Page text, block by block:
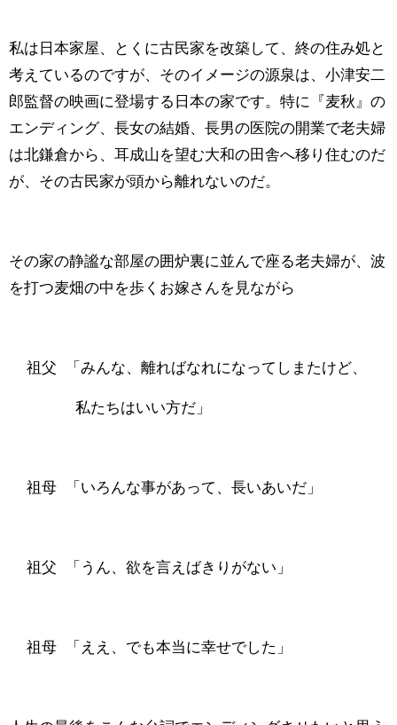
私は日本家屋、とくに古民家を改築して、終の住み処と
考えているのですが、そのイメージの源泉は、小津安二
郎監督の映画に登場する日本の家です。特に『麦秋』の
エンディング、長女の結婚、長男の医院の開業で老夫婦
は北鎌倉から、耳成山を望む大和の田舎へ移り住むのだ
が、その古民家が頭から離れないのだ。
その家の静謐な部屋の囲炉裏に並んで座る老夫婦が、波
を打つ麦畑の中を歩くお嫁さんを見ながら
祖父 「みんな、離ればなれになってしまたけど、
私たちはいい方だ」
祖母 「いろんな事があって、長いあいだ」
祖父 「うん、欲を言えばきりがない」
祖母 「ええ、でも本当に幸せでした」